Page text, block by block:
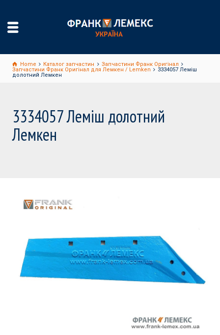
Home Каталог запчастин
Запчастини Франк Оригінал
Запчастини Франк Оригінал для Лемкен / Lemken
3334057 Леміш
долотний Лемкен
3334057 Леміш долотний
Лемкен